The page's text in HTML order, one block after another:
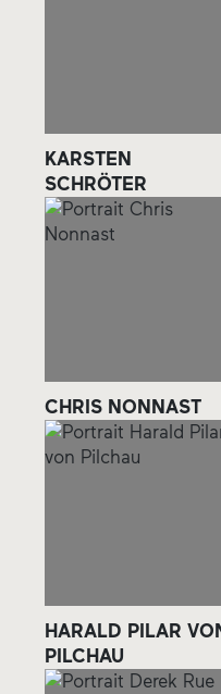
KARSTEN
SCHRÖTER
CHRIS NONNAST
HARALD PILAR
PILCHAU